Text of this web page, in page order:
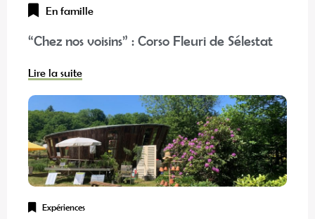
En famille
“Chez nos voisins” : Corso Fleuri de Sélestat
Lire la suite
Expériences